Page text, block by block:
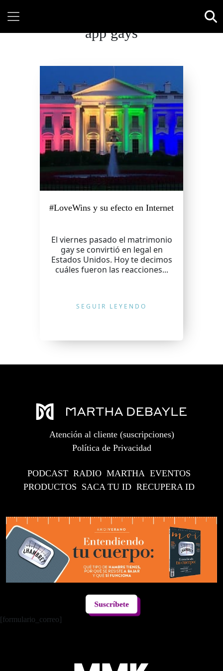
app gays
#LoveWins y su efecto en Internet
El viernes pasado el matrimonio
gay se convirtió en legal en
Estados Unidos. Hoy te decimos
cuáles fueron las reacciones...
SEGUIR LEYENDO
Atención al cliente (suscripciones)
Política de Privacidad
PODCAST RADIO MARTHA EVENTOS
PRODUCTOS SACA TU ID RECUPERA ID
Suscríbete
[formulario_correo]